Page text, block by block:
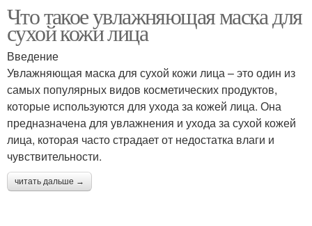
Маски для лица
Маска от пигментных
пятен
Что такое увлажняющая маска для
сухой кожи лица
Введение
Увлажняющая маска для сухой кожи лица – это один из
самых популярных видов косметических продуктов,
которые используются для ухода за кожей лица. Она
предназначена для увлажнения и ухода за сухой кожей
лица, которая часто страдает от недостатка влаги и
чувствительности.
читать дальше →